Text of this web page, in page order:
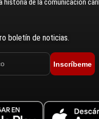
historia de la comunicación
boletín de noticias.
Inscríbeme